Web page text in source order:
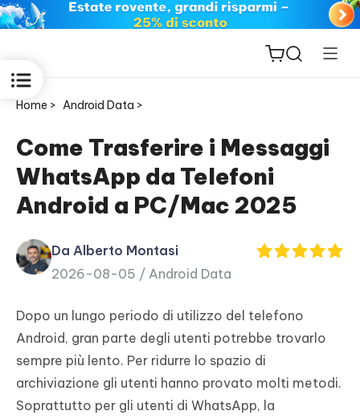
ReiBoot
for iOS
PDNob
PDF
New
iAnyGo
Home > Android Data >
Come Trasferire i Messaggi
WhatsApp da Telefoni
Android a PC/Mac 2025
Da Alberto Montasi
2026-08-05 / Android Data
Dopo un lungo periodo di utilizzo del telefono
Android, gran parte degli utenti potrebbe trovarlo
sempre più lento. Per ridurre lo spazio di
archiviazione gli utenti hanno provato molti metodi.
Soprattutto per gli utenti di WhatsApp, la